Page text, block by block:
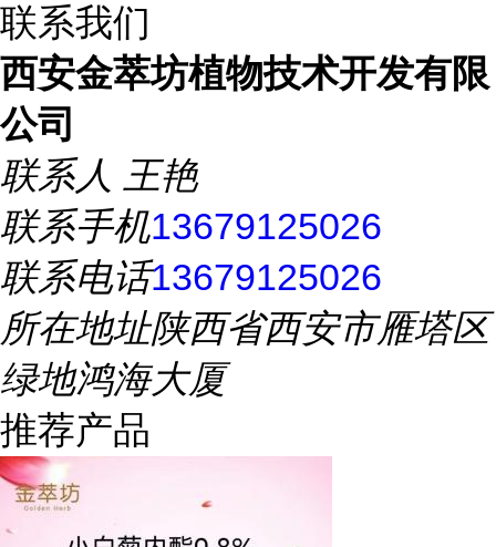
联系我们
西安金萃坊植物技术开发有限
公司
联系人 王艳
联系手机13679125026
联系电话13679125026
所在地址陕西省西安市雁塔区
绿地鸿海大厦
推荐产品